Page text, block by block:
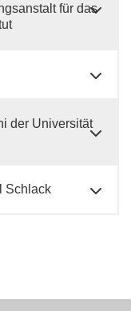
für das
der Universität
Schlack